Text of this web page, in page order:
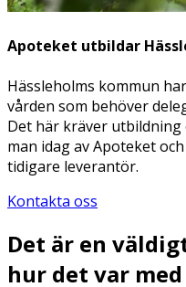
Apoteket utbildar
Hässleholms kommun
vården som behöver
Det här kräver
man idag av Apoteket
tidigare leverantör.
Kontakta oss
Det är en
hur det var